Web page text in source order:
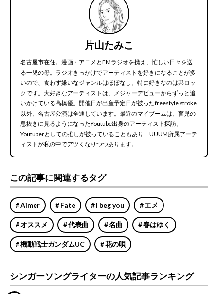
片山たみこ
名古屋市在住。漫画・アニメとFMラジオを携え、忙しい日々を送
る一児の母。ラジオきっかけでアーティストを好きになることが多
いので、食わず嫌いなジャンルはほぼなし。特に好きなのは邦ロッ
クです。大好きなアーティストは、メジャーデビューからずっと追
いかけている高橋優。開催日が出産予定日が被ったfreestyle stroke
以外、名古屋公演は全通しています。最近のマイブームは、育児の
息抜きに見るようになったYoutube出身のアーティスト探訪。
Youtuberとしての推しが被っていることもあり、UUUM所属アーテ
ィストが私の中でアツくなりつつあります。
この記事に関連するタグ
Aimer Fate I beg you エメ
オススメ 代表曲 名曲 春はゆく
機動戦士ガンダムUC 花の唄
シンガーソングライターの人気記事ランキング